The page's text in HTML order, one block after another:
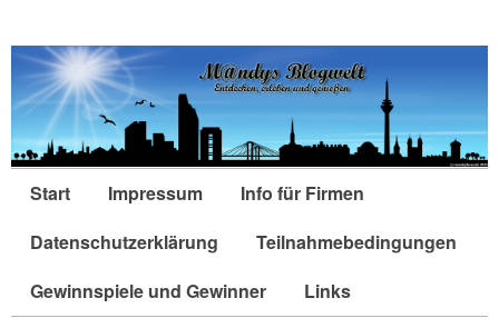
Start Impressum
Info für Firmen
Datenschutzerklärung
Teilnahmebedingungen
Gewinnspiele und Gewinner
Links